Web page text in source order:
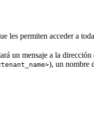
les permiten acceder a
un mensaje a la
), un nombre